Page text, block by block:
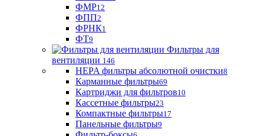
ФМР12
ФПП2
ФРНК1
ФТ9
Фильтры для
вентиляции 146
HEPA фильтры абсолютной очистки8
Карманные фильтры69
Картриджи для фильтров10
Кассетные фильтры23
Компактные фильтры17
Панельные фильтры9